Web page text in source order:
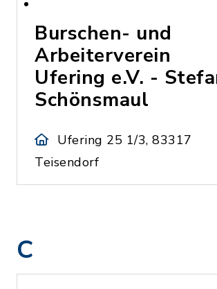
Burschen- und
Arbeiterverein
Ufering e.V. -
Schönsmaul
Ufering 25 1/3, 83317
Teisendorf
C